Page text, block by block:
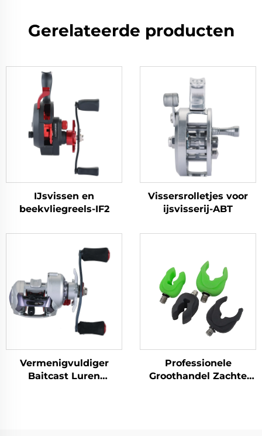
Gerelateerde producten
IJsvissen en
beekvliegreels-IF2
Vissersrolletjes voor
ijsvisserij-ABT
Vermenigvuldiger
Baitcast Luren
Professionele
Groothandel Zachte